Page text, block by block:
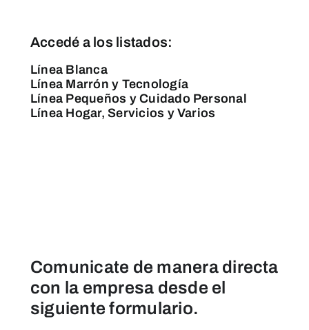
Accedé a los listados:
Línea Blanca
Línea Marrón y Tecnología
Línea Pequeños y Cuidado Personal
Línea Hogar, Servicios y Varios
Comunicate de manera directa
con la empresa desde el
siguiente formulario.